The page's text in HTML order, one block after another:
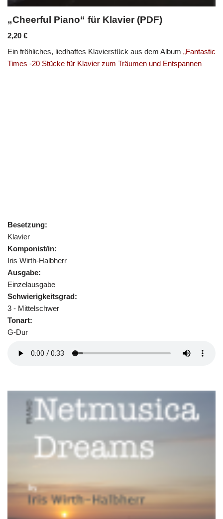
„Cheerful Piano“ für Klavier (PDF)
2,20 €
Ein fröhliches, liedhaftes Klavierstück aus dem Album „Fantastic
Times -20 Stücke für Klavier zum Träumen und Entspannen
Besetzung:
Klavier
Komponist/in:
Iris Wirth-Halbherr
Ausgabe:
Einzelausgabe
Schwierigkeitsgrad:
3 - Mittelschwer
Tonart:
G-Dur